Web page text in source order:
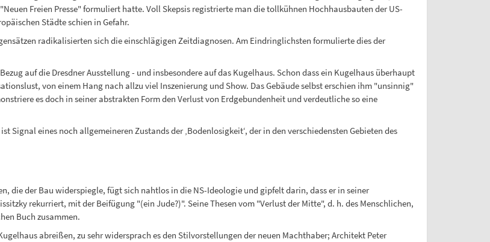
Freien Presse" formuliert hatte. Voll Skepsis registrierte man die tollkühnen Hochhausbauten der US-
Städte schien in Gefahr.
radikalisierten sich die einschlägigen Zeitdiagnosen. Am Eindringlichsten formulierte dies der
auf die Dresdner Ausstellung - und insbesondere auf das Kugelhaus. Schon dass ein Kugelhaus überhaupt
von einem Hang nach allzu viel Inszenierung und Show. Das Gebäude selbst erschien ihm "unsinnig"
es doch in seiner abstrakten Form den Verlust von Erdgebundenheit und verdeutliche so eine
Signal eines noch allgemeineren Zustands der ‚Bodenlosigkeit‘, der in den verschiedensten Gebieten des
die der Bau widerspiegle, fügt sich nahtlos in die NS-Ideologie und gipfelt darin, dass er in seiner
rekurriert, mit der Beifügung "(ein Jude?)". Seine Thesen vom "Verlust der Mitte", d. h. des Menschlichen,
Buch zusammen.
abreißen, zu sehr widersprach es den Stilvorstellungen der neuen Machthaber; Architekt Peter